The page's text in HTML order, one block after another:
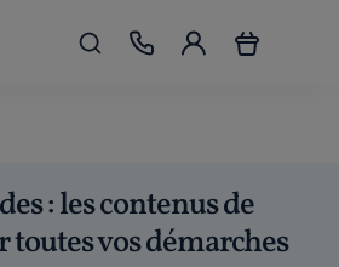
: les contenus de
vos démarches